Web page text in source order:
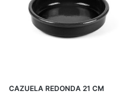
CAZUELA REDONDA 21 CM